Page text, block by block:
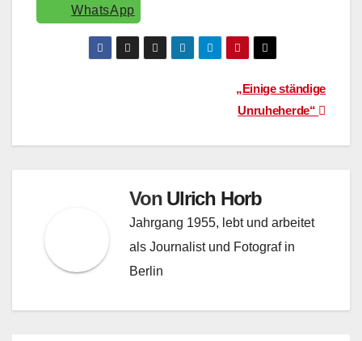
WhatsApp
Beitragsnavigation„Einige ständige
Unruheherde“
Von Ulrich Horb
Jahrgang 1955, lebt und arbeitet
als Journalist und Fotograf in
Berlin